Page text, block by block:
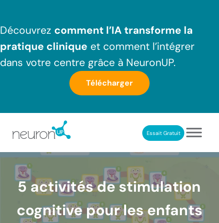
Découvrez comment l’IA transforme la
pratique clinique et comment l’intégrer
dans votre centre grâce à NeuronUP.
Télécharger
Essait Gratuit
5 activités de stimulation
cognitive pour les enfants